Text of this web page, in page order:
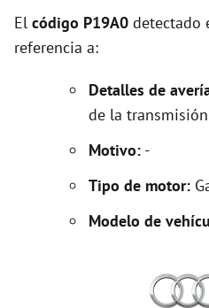
El código P19A0 detectado
referencia a:
Detalles de
de la
Motivo: -
Tipo de motor:
Modelo de